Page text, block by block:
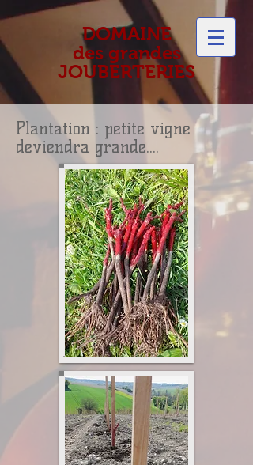
DOMAINE
des grandes
JOUBERTERIES
Plantation : petite vigne
deviendra grande....